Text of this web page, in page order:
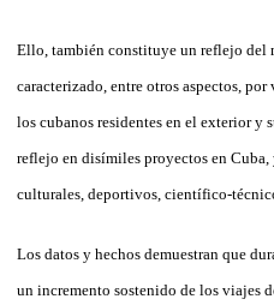
Ello, también constituye un reflejo del
caracterizado, entre otros aspectos,
los cubanos residentes en el exterior y
reflejo en disímiles proyectos en
culturales, deportivos, científico-
Los datos y hechos demuestran que
un incremento sostenido de los viajes